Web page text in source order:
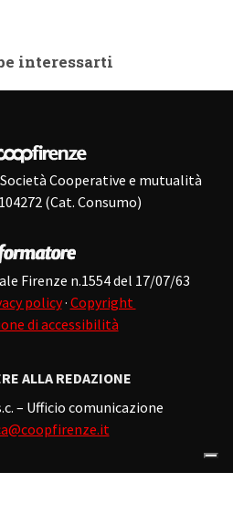
interessarti
Cooperative e mutualità
(Cat. Consumo)
Firenze n.1554 del 17/07/63
policy· Copyright
di accessibilità
ALLA REDAZIONE
– Ufficio comunicazione